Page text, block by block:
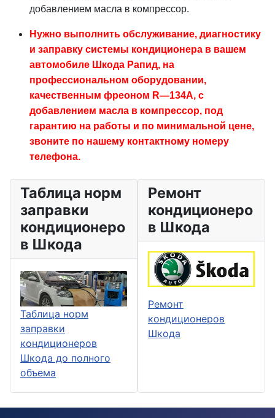
добавлением масла в компрессор.
Нужно выполнить обслуживание, диагностику
и заправку системы кондиционера в вашем
автомобиле Шкода Рапид, на
профессиональном оборудовании,
качественным фреоном R—134A, с
добавлением масла в компрессор, под
гарантию на работы и по минимальной цене,
звоните по нашему контактному номеру
телефона.
Таблица норм
заправки
кондиционеро
в Шкода
Таблица норм
заправки
кондиционеров
Шкода до полного
объема
Ремонт
кондиционеро
в Шкода
Ремонт
кондиционеров
Шкода